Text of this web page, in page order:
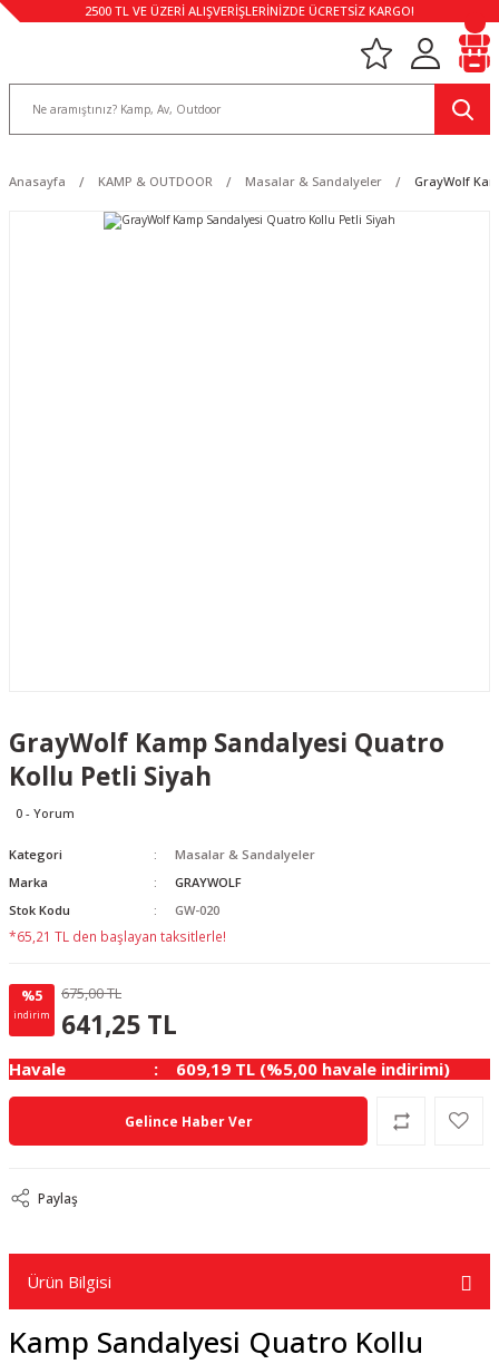
2500 TL VE ÜZERİ ALIŞVERİŞLERİNİZDE ÜCRETSİZ KARGO!
Anasayfa KAMP & OUTDOOR Masalar & Sandalyeler GrayWolf
GrayWolf Kamp Sandalyesi Quatro
Kollu Petli Siyah
0 - Yorum
Kategori
Masalar & Sandalyeler
Marka
GRAYWOLF
Stok Kodu
GW-020
*65,21 TL den başlayan taksitlerle!
%5
indirim
675,00 TL
641,25 TL
Havale 609,19 TL (%5,00 havale indirimi)
Gelince Haber Ver
Paylaş
Ürün Bilgisi
Kamp Sandalyesi Quatro Kollu